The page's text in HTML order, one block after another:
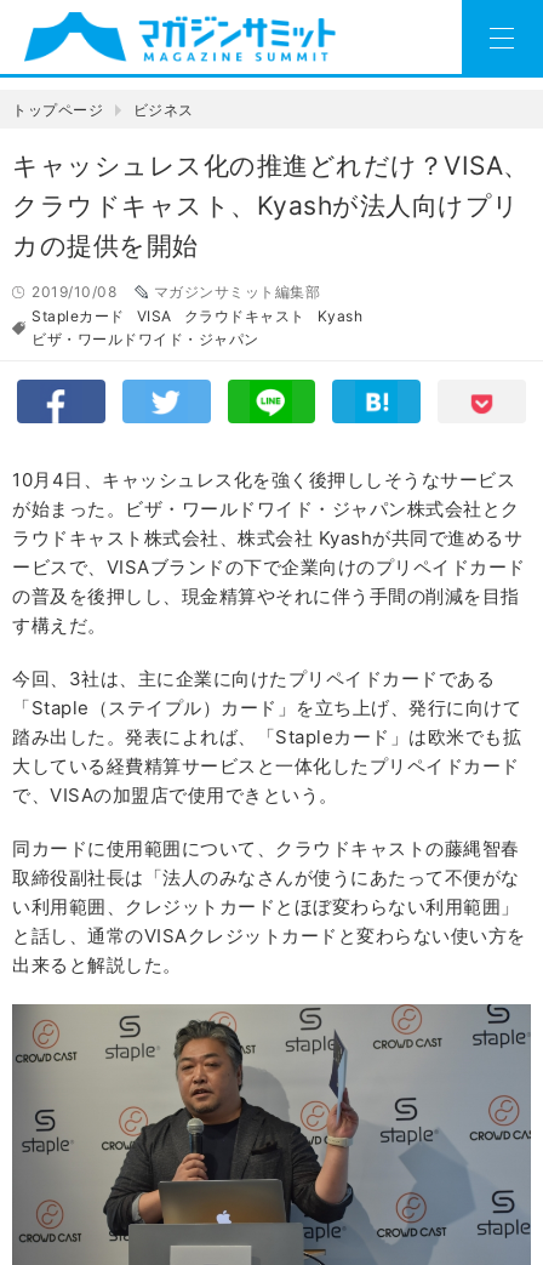
トップページ ビジネス
キャッシュレス化の推進どれだけ？VISA、
クラウドキャスト、Kyashが法人向けプリ
カの提供を開始
2019/10/08
マガジンサミット編集部
Stapleカード
VISA クラウドキャスト
Kyash
ビザ・ワールドワイド・ジャパン
10月4日、キャッシュレス化を強く後押ししそうなサービス
が始まった。ビザ・ワールドワイド・ジャパン株式会社とク
ラウドキャスト株式会社、株式会社 Kyashが共同で進めるサ
ービスで、VISAブランドの下で企業向けのプリペイドカード
の普及を後押しし、現金精算やそれに伴う手間の削減を目指
す構えだ。
今回、3社は、主に企業に向けたプリペイドカードである
「Staple（ステイプル）カード」を立ち上げ、発行に向けて
踏み出した。発表によれば、「Stapleカード」は欧米でも拡
大している経費精算サービスと一体化したプリペイドカード
で、VISAの加盟店で使用できという。
同カードに使用範囲について、クラウドキャストの藤縄智春
取締役副社長は「法人のみなさんが使うにあたって不便がな
い利用範囲、クレジットカードとほぼ変わらない利用範囲」
と話し、通常のVISAクレジットカードと変わらない使い方を
出来ると解説した。